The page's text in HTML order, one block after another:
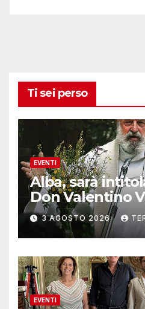
Ti sei perso
EVENTI
Alba, sarà
Don Valentino
3 AGOSTO 2026
EVENTI